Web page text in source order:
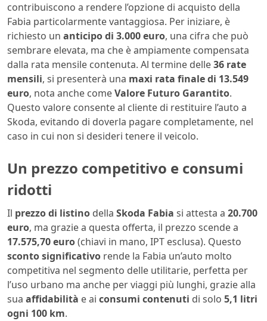
contribuiscono a rendere l’opzione di acquisto della
Fabia particolarmente vantaggiosa. Per iniziare, è
richiesto un anticipo di 3.000 euro, una cifra che può
sembrare elevata, ma che è ampiamente compensata
dalla rata mensile contenuta. Al termine delle36 rate
mensili, si presenterà una maxi rata finale di 13.549
euro, nota anche comeValore Futuro Garantito.
Questo valore consente al cliente di restituire l’auto a
Skoda, evitando di doverla pagare completamente, nel
caso in cui non si desideri tenere il veicolo.
Un prezzo competitivo e consumi
ridotti
Il prezzo di listino della Skoda Fabia si attesta a 20.700
euro, ma grazie a questa offerta, il prezzo scende a
17.575,70 euro(chiavi in mano, IPT esclusa). Questo
sconto significativo rende la Fabia un’auto molto
competitiva nel segmento delle utilitarie, perfetta per
l’uso urbano ma anche per viaggi più lunghi, grazie alla
sua affidabilità e ai consumi contenuti di solo 5,1 litri
ogni 100 km.